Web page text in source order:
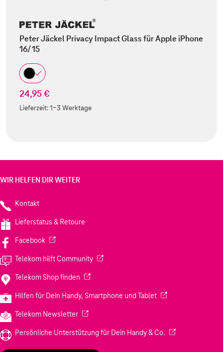
Peter Jäckel Privacy Impact Glass für Apple iPhone
16/ 15
24,95 €
Lieferzeit:1-3 Werktage
WIR HELFEN DIR WEITER
Kontakt
Lieferstatus & Retoure
Facebook(Wird in einem neuen Tab geöffnet)
Telekom hilft Community(Wird in einem neuen Tab geöffnet)
Telekom Shop finden (Wird in einem neuen Tab geöffnet)
Hilfen für Dein Handy, Smartphone und Tablet(Wird in einem
Telekom Newsletter(Wird in einem neuen Tab geöffnet)
Persönliche Unterstützung für Dein Handy & Co. (Wird in einem